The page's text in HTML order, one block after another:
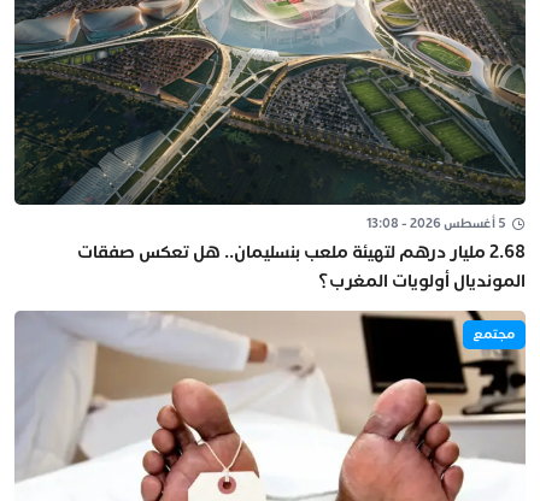
5 أغسطس 2026 - 13:08
2.68 مليار درهم لتهيئة ملعب بنسليمان.. هل تعكس صفقات
المونديال أولويات المغرب؟
مجتمع